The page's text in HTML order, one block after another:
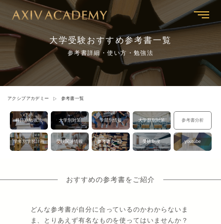
大学受験おすすめ参考書一覧
参考書詳細・使い方・勉強法
アクシブアカデミー 参考書一覧
科目別勉強法 大学別対策 学部別情報 大学群別対策 参考書分析
学年別学習計画 受験関連情報 参考書ルート 受験制度 youtube
おすすめの参考書をご紹介
どんな参考書が自分に合っているのかわからないま
ま、とりあえず有名なものを使ってはいませんか？